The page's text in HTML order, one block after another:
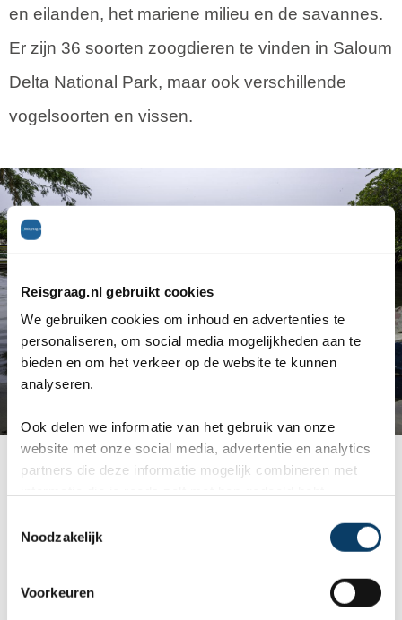
Reisgraag.nl gebruikt cookies
We gebruiken cookies om inhoud en advertenties te
personaliseren, om social media mogelijkheden aan te
bieden en om het verkeer op de website te kunnen
analyseren.
Ook delen we informatie van het gebruik van onze
website met onze social media, advertentie en analytics
partners die deze informatie mogelijk combineren met
Noodzakelijk
Voorkeuren
en eilanden, het mariene milieu en de savannes.
Er zijn 36 soorten zoogdieren te vinden in Saloum
Delta National Park, maar ook verschillende
vogelsoorten en vissen.
De Saloum Delta
van de stad
en is eigenlijk een dun